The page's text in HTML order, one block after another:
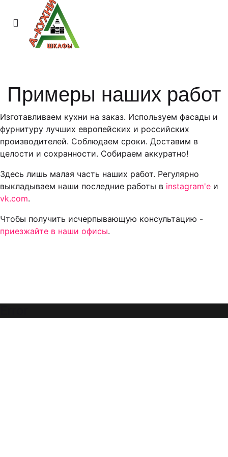
Примеры наших работ
Изготавливаем кухни на заказ. Используем фасады и
фурнитуру лучших европейских и российских
производителей. Соблюдаем сроки. Доставим в
целости и сохранности. Собираем аккуратно!
Здесь лишь малая часть наших работ. Регулярно
выкладываем наши последние работы в instagram'е и
vk.com.
Чтобы получить исчерпывающую консультацию -
приезжайте в наши офисы.